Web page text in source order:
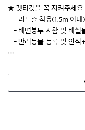
★ 펫티켓을 꼭 지켜주세
   - 리드줄 착용(1.5m 이내)
- 배변봉투 지참 및 배설
- 반려동물 등록 및 인식
변경될수 있습니다.
방문 전에 전화문의 해주세